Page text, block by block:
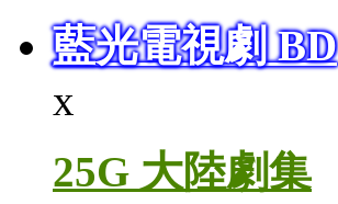
藍光電視劇 BD
x
25G 大陸劇集